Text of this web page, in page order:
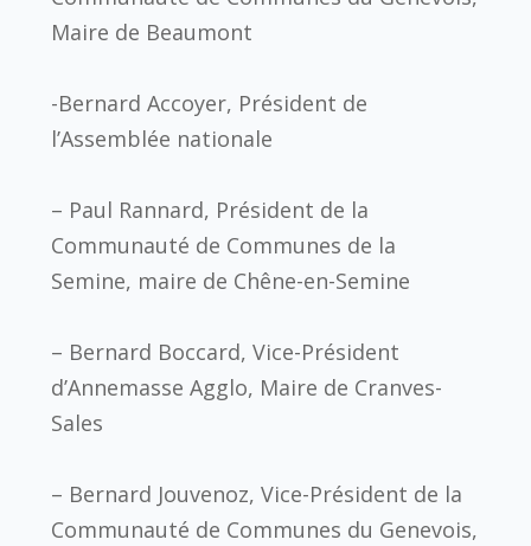
Maire de Beaumont
-Bernard Accoyer, Président de
l’Assemblée nationale
– Paul Rannard, Président de la
Communauté de Communes de la
Semine, maire de Chêne-en-Semine
– Bernard Boccard, Vice-Président
d’Annemasse Agglo, Maire de Cranves-
Sales
– Bernard Jouvenoz, Vice-Président de la
Communauté de Communes du Genevois,